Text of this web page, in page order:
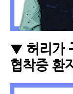
▼ 허리가
협착증 환